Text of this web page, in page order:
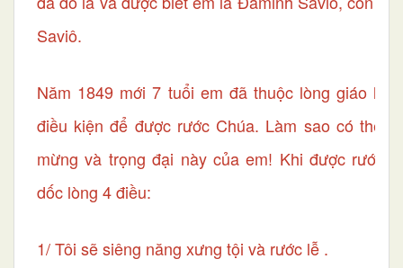
Saviô.
Năm 1849 mới 7 tuổi em đã thuộc lòng giáo lý
điều kiện để được rước Chúa. Làm sao có thể
mừng và trọng đại này của em! Khi được rước
dốc lòng 4 điều:
1/ Tôi sẽ siêng năng xưng tội và rước lễ .